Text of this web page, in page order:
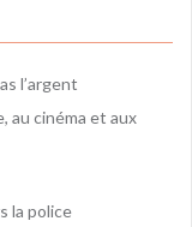
l’argent
au cinéma et aux
la police